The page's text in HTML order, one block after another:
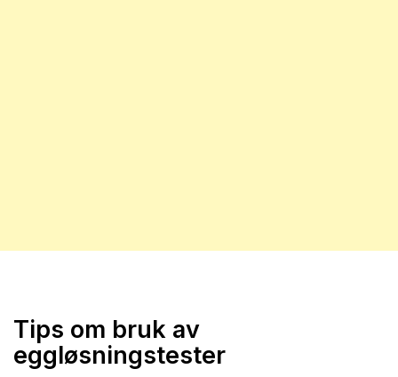
Tips om bruk av
eggløsningstester